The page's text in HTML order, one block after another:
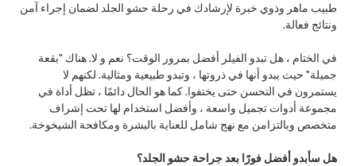
طبيب ماهر وذوي خبرة لإرشادك في رحلة حشو الجلد لضمان إجراء آمن
ونتائج فعالة.
في الختام ، هل تبدو الفيلر أفضل بمرور الوقت؟ نعم و لا. هناك "بقعة
جميلة" حيث يبدو أنها في ذروتها ، وتبدو طبيعية ومثالية. لكنهم لا
يستمرون في التحسن حتى يختفوا. كما هو الحال دائمًا ، تظل أداة في
مجموعة أدوات تجميل واسعة ، وأفضل استخدام لها تحت إشراف
متخصص وبالتزامن مع نهج شامل للعناية بالبشرة ومكافحة الشيخوخة.
هل سأبدو أفضل فورًا بعد جراحة حشو الجلد؟